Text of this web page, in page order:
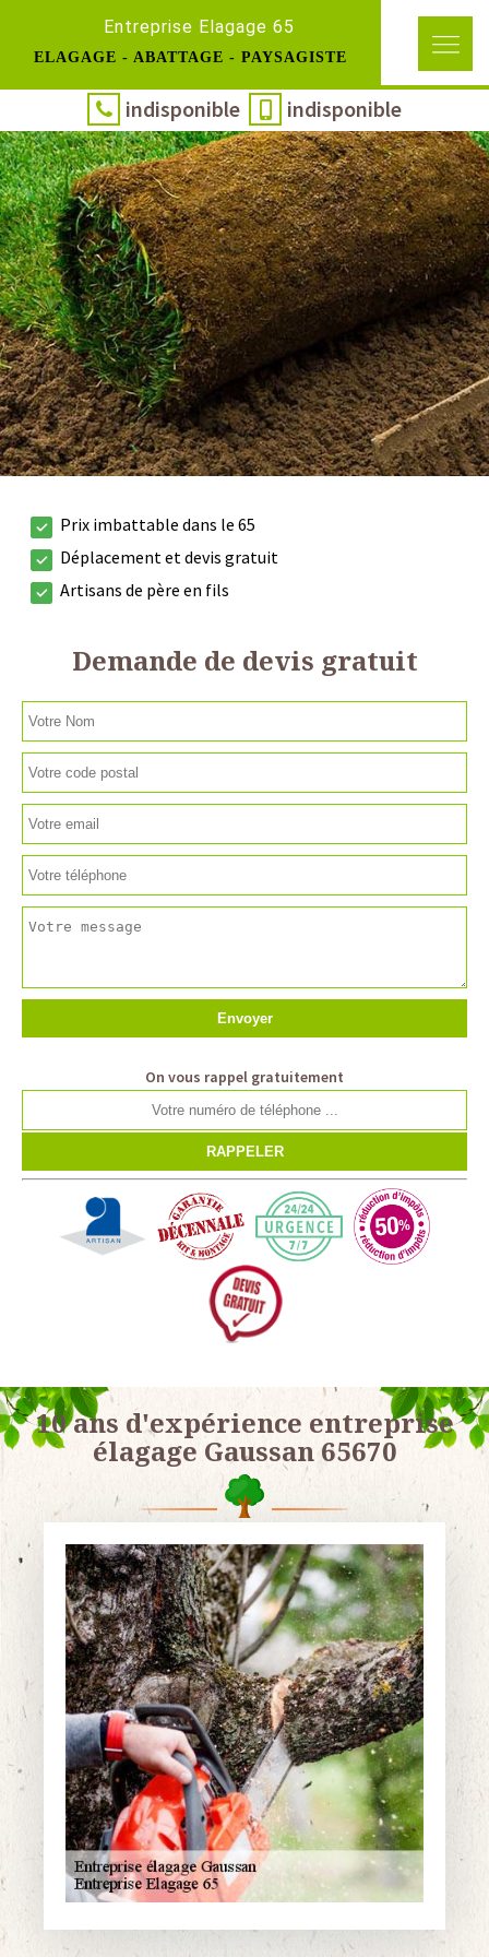
Entreprise Elagage 65
ELAGAGE - ABATTAGE - PAYSAGISTE
indisponible indisponible
Prix imbattable dans le 65
Déplacement et devis gratuit
Artisans de père en fils
Demande de devis gratuit
On vous rappel gratuitement
10 ans d'expérience entreprise
élagage Gaussan 65670